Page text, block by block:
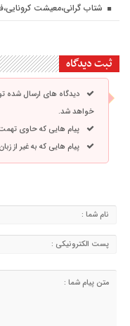
شتاب گرانی،معیشت
ثبت دیدگاه
دیدگاه های ارسال شده
خواهد شد.
پیام هایی که حاوی
پیام هایی که به غیر از